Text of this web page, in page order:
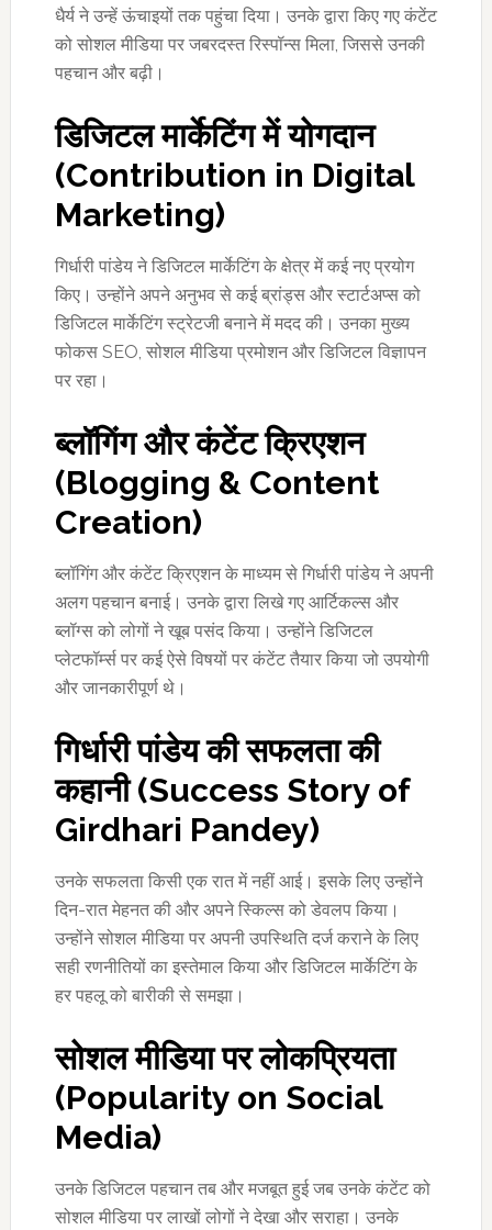
धैर्य ने उन्हें ऊंचाइयों तक पहुंचा दिया। उनके द्वारा किए गए कंटेंट
को सोशल मीडिया पर जबरदस्त रिस्पॉन्स मिला, जिससे उनकी
पहचान और बढ़ी।
डिजिटल मार्केटिंग में योगदान
(Contribution in Digital
Marketing)
गिर्धारी पांडेय ने डिजिटल मार्केटिंग के क्षेत्र में कई नए प्रयोग
किए। उन्होंने अपने अनुभव से कई ब्रांड्स और स्टार्टअप्स को
डिजिटल मार्केटिंग स्ट्रेटजी बनाने में मदद की। उनका मुख्य
फोकस SEO, सोशल मीडिया प्रमोशन और डिजिटल विज्ञापन
पर रहा।
ब्लॉगिंग और कंटेंट क्रिएशन
(Blogging & Content
Creation)
ब्लॉगिंग और कंटेंट क्रिएशन के माध्यम से गिर्धारी पांडेय ने अपनी
अलग पहचान बनाई। उनके द्वारा लिखे गए आर्टिकल्स और
ब्लॉग्स को लोगों ने खूब पसंद किया। उन्होंने डिजिटल
प्लेटफॉर्म्स पर कई ऐसे विषयों पर कंटेंट तैयार किया जो उपयोगी
और जानकारीपूर्ण थे।
गिर्धारी पांडेय की सफलता की
कहानी (Success Story of
Girdhari Pandey)
उनके सफलता किसी एक रात में नहीं आई। इसके लिए उन्होंने
दिन-रात मेहनत की और अपने स्किल्स को डेवलप किया।
उन्होंने सोशल मीडिया पर अपनी उपस्थिति दर्ज कराने के लिए
सही रणनीतियों का इस्तेमाल किया और डिजिटल मार्केटिंग के
हर पहलू को बारीकी से समझा।
सोशल मीडिया पर लोकप्रियता
(Popularity on Social
Media)
उनके डिजिटल पहचान तब और मजबूत हुई जब उनके कंटेंट को
सोशल मीडिया पर लाखों लोगों ने देखा और सराहा। उनके